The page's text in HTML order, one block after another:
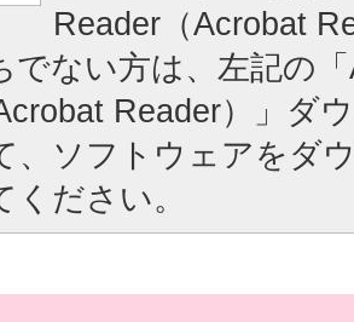
Reader（Acrobat
でない方は、左記の
Reader）」ダ
、ソフトウェアをダ
ください。